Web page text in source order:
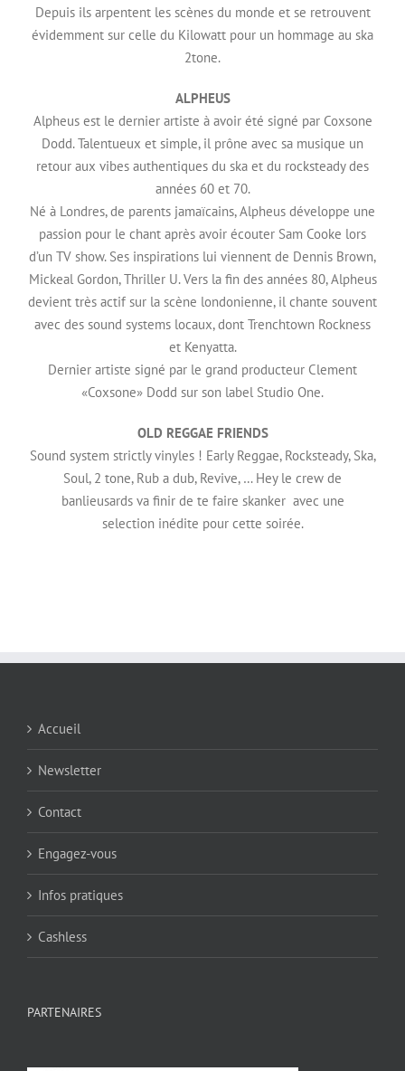
Depuis ils arpentent les scènes du monde et se retrouvent
évidemment sur celle du Kilowatt pour un hommage au ska
2tone.
ALPHEUS
Alpheus est le dernier artiste à avoir été signé par Coxsone
Dodd. Talentueux et simple, il prône avec sa musique un
retour aux vibes authentiques du ska et du rocksteady des
années 60 et 70.
Né à Londres, de parents jamaïcains, Alpheus développe une
passion pour le chant après avoir écouter Sam Cooke lors
d’un TV show. Ses inspirations lui viennent de Dennis Brown,
Mickeal Gordon, Thriller U. Vers la fin des années 80, Alpheus
devient très actif sur la scène londonienne, il chante souvent
avec des sound systems locaux, dont Trenchtown Rockness
et Kenyatta.
Dernier artiste signé par le grand producteur Clement
«Coxsone» Dodd sur son label Studio One.
OLD REGGAE FRIENDS
Sound system strictly vinyles ! Early Reggae, Rocksteady, Ska,
Soul, 2 tone, Rub a dub, Revive, … Hey le crew de
banlieusards va finir de te faire skanker avec une
selection inédite pour cette soirée.
Accueil
Newsletter
Contact
Engagez-vous
Infos pratiques
Cashless
PARTENAIRES